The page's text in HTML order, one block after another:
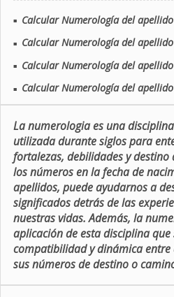
■ Calcular Numerología del
■ Calcular Numerología del
■ Calcular Numerología del
■ Calcular Numerología del
La numerologia es una
utilizada durante siglos para
fortalezas, debilidades y
los números en la fecha de
apellidos, puede ayudarnos a
significados detrás de las
nuestras vidas. Además, la
aplicación de esta disciplina
compatibilidad y dinámica entre
sus números de destino o